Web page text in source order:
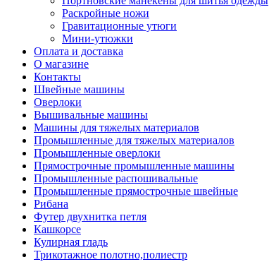
Раскройные ножи
Гравитационные утюги
Мини-утюжки
Оплата и доставка
О магазине
Контакты
Швейные машины
Оверлоки
Вышивальные машины
Машины для тяжелых материалов
Промышленные для тяжелых материалов
Промышленные оверлоки
Прямострочные промышленные машины
Промышленные распошивальные
Промышленные прямострочные швейные
Рибана
Футер двухнитка петля
Кашкорсе
Кулирная гладь
Трикотажное полотно,полиестр